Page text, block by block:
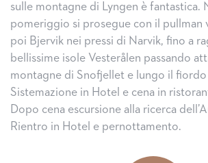
sulle montagne di Lyngen è fantastica.
pomeriggio si prosegue con il pullman
poi Bjervik nei pressi di Narvik, fino a
bellissime isole Vesterålen passando
montagne di Snofjellet e lungo il
Sistemazione in Hotel e cena in
Dopo cena escursione alla ricerca
Rientro in Hotel e pernottamento.